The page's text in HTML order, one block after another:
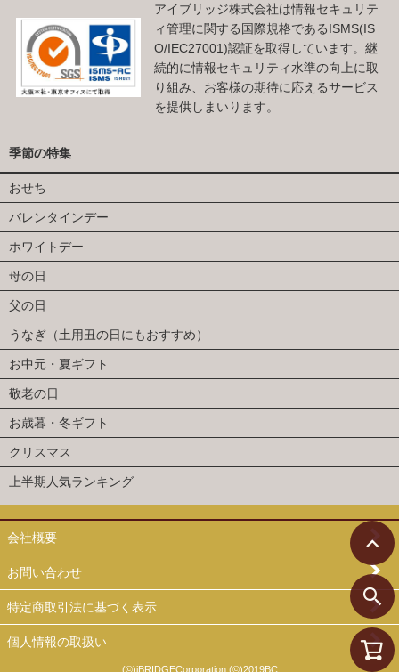
アイブリッジ株式会社は情報セキュリテ
ィ管理に関する国際規格であるISMS(IS
O/IEC27001)認証を取得しています。継
続的に情報セキュリティ水準の向上に取
り組み、お客様の期待に応えるサービス
を提供しまいります。
季節の特集
おせち
バレンタインデー
ホワイトデー
母の日
父の日
うなぎ（土用丑の日にもおすすめ）
お中元・夏ギフト
敬老の日
お歳暮・冬ギフト
クリスマス
上半期人気ランキング
会社概要
お問い合わせ
特定商取引法に基づく表示
個人情報の取扱い
(©)iBRIDGECorporation (©)2019BC